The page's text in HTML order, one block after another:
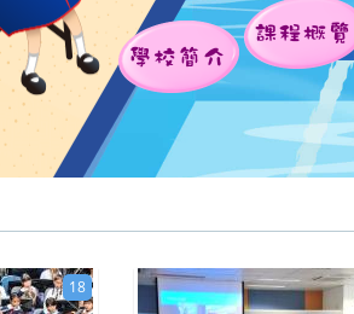
學校簡介
課程概覽
18